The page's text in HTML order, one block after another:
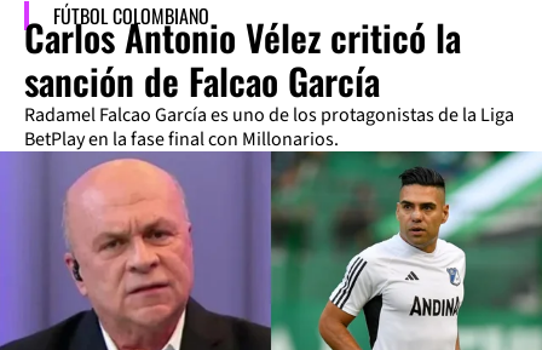
FÚTBOL COLOMBIANO
Carlos Antonio Vélez criticó la
sanción de Falcao García
Radamel Falcao García es uno de los protagonistas de la Liga
BetPlay en la fase final con Millonarios.